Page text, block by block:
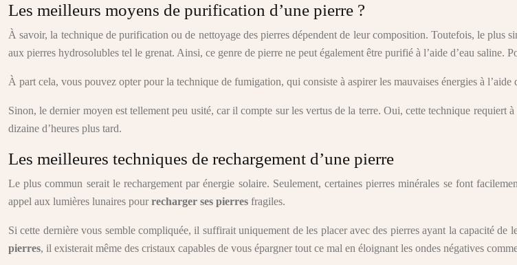
Les meilleurs moyens de purification d’une pierre ?
À savoir, la technique de purification ou de nettoyage des pierres dépendent de leur composition. Toutefois, le plus
aux pierres hydrosolubles tel le grenat. Ainsi, ce genre de pierre ne peut également être purifié à l’aide d’eau saline.
À part cela, vous pouvez opter pour la technique de fumigation, qui consiste à aspirer les mauvaises énergies à
Sinon, le dernier moyen est tellement peu usité, car il compte sur les vertus de la terre. Oui, cette technique requiert
dizaine d’heures plus tard.
Les meilleures techniques de rechargement d’une pierre
Le plus commun serait le rechargement par énergie solaire. Seulement, certaines pierres minérales se font
appel aux lumières lunaires pourrecharger ses pierres fragiles.
Si cette dernière vous semble compliquée, il suffirait uniquement de les placer avec des pierres ayant la capacité
pierres, il existerait même des cristaux capables de vous épargner tout ce mal en éloignant les ondes négatives